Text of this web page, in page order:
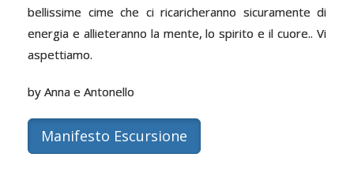
bellissime cime che ci ricaricheranno sicuramente di
energia e allieteranno la mente, lo spirito e il cuore.. Vi
aspettiamo.
by Anna e Antonello
Manifesto Escursione